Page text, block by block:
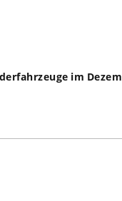
SHOP-STARTSEITE
im